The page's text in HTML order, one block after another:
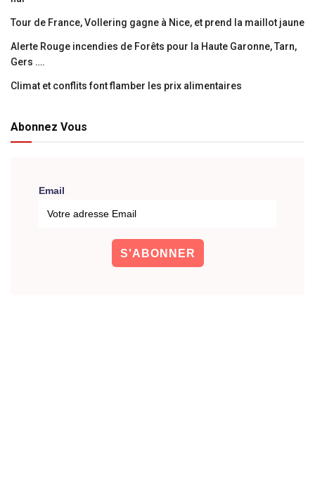
Tour de France, Vollering gagne à Nice, et prend la maillot jaune
Alerte Rouge incendies de Forêts pour la Haute Garonne, Tarn,
Gers ….
Climat et conflits font flamber les prix alimentaires
Abonnez Vous
Email